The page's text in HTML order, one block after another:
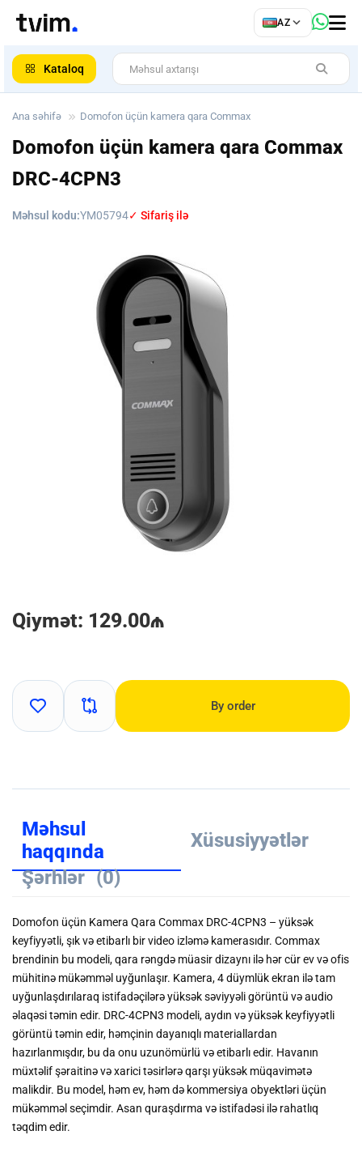
AZ
Kataloq
Ana səhifə Domofon üçün kamera qara Commax
Domofon üçün kamera qara Commax
DRC-4CPN3
Məhsul kodu:YM05794✓ Sifariş ilə
Qiymət: 129.00₼
By order
Məhsul
haqqında
Xüsusiyyətlər
Şərhlər (0)
Domofon üçün Kamera Qara Commax DRC-4CPN3 – yüksək
keyfiyyətli, şık və etibarlı bir video izləmə kamerasıdır. Commax
brendinin bu modeli, qara rəngdə müasir dizaynı ilə hər cür ev və ofis
mühitinə mükəmməl uyğunlaşır. Kamera, 4 düymlük ekran ilə tam
uyğunlaşdırılaraq istifadəçilərə yüksək səviyyəli görüntü və audio
əlaqəsi təmin edir. DRC-4CPN3 modeli, aydın və yüksək keyfiyyətli
görüntü təmin edir, həmçinin dayanıqlı materiallardan
hazırlanmışdır, bu da onu uzunömürlü və etibarlı edir. Havanın
müxtəlif şəraitinə və xarici təsirlərə qarşı yüksək müqavimətə
malikdir. Bu model, həm ev, həm də kommersiya obyektləri üçün
mükəmməl seçimdir. Asan quraşdırma və istifadəsi ilə rahatlıq
təqdim edir.